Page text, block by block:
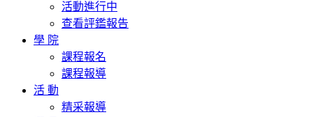
活動進行中
查看評鑑報告
學 院
課程報名
課程報導
活 動
精采報導